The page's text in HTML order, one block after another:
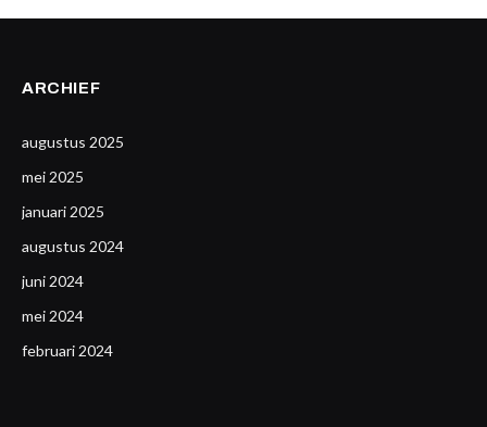
ARCHIEF
augustus 2025
mei 2025
januari 2025
augustus 2024
juni 2024
mei 2024
februari 2024